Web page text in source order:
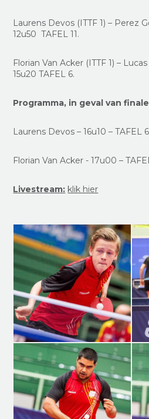
Laurens Devos (ITTF 1) – Perez
12u50 TAFEL 11.
Florian Van Acker (ITTF 1) –
15u20 TAFEL 6.
Programma, in geval van
Laurens Devos – 16u10 – TAFEL 6
Florian Van Acker - 17u00 –
Livestream: klik hier